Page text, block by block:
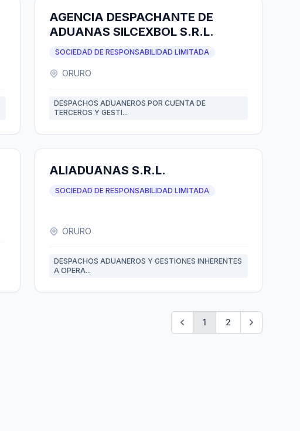
AGENCIA DESPACHANTE DE
ADUANAS SILCEXBOL S.R.L.
SOCIEDAD DE RESPONSABILIDAD LIMITADA
ORURO
DESPACHOS ADUANEROS POR CUENTA DE
TERCEROS Y GESTI...
ALIADUANAS S.R.L.
SOCIEDAD DE RESPONSABILIDAD LIMITADA
ORURO
DESPACHOS ADUANEROS Y GESTIONES INHERENTES
A OPERA...
1 2